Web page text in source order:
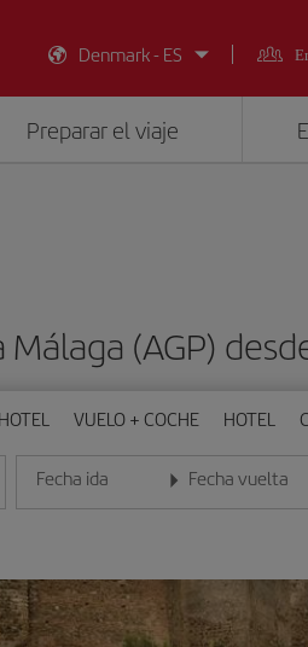
Denmark - ES
Preparar el viaje
Málaga (AGP)
VUELO + COCHE HOTEL
Fecha ida
Introduce la fecha en formato día/mes/año
Fecha vuelta
Introduce la fecha